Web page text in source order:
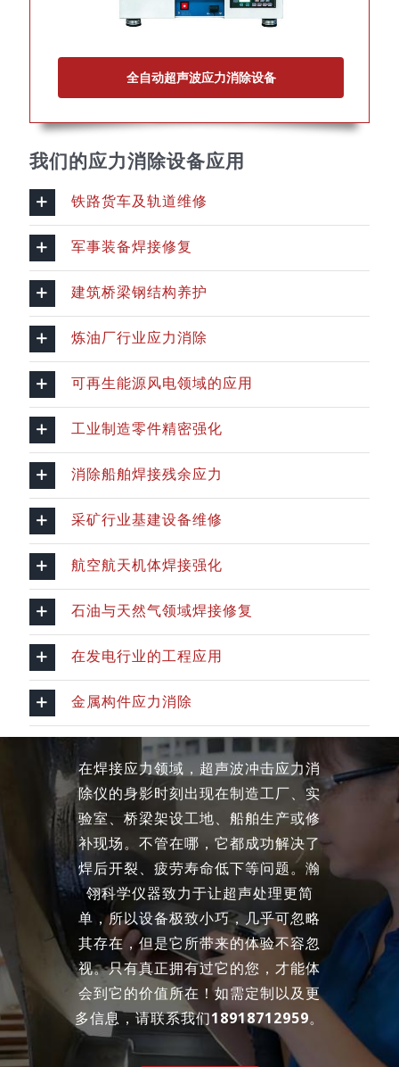
全自动超声波应力消除设备
我们的应力消除设备应用
铁路货车及轨道维修
军事装备焊接修复
建筑桥梁钢结构养护
炼油厂行业应力消除
可再生能源风电领域的应用
工业制造零件精密强化
消除船舶焊接残余应力
采矿行业基建设备维修
航空航天机体焊接强化
石油与天然气领域焊接修复
在发电行业的工程应用
金属构件应力消除
在焊接应力领域，超声波冲击应力消
除仪的身影时刻出现在制造工厂、实
验室、桥梁架设工地、船舶生产或修
补现场。不管在哪，它都成功解决了
焊后开裂、疲劳寿命低下等问题。瀚
翎科学仪器致力于让超声处理更简
单，所以设备极致小巧，几乎可忽略
其存在，但是它所带来的体验不容忽
视。只有真正拥有过它的您，才能体
会到它的价值所在！如需定制以及更
多信息，请联系我们18918712959。